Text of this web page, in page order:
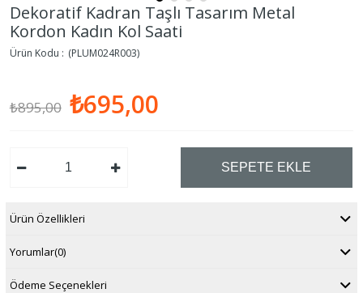
Dekoratif Kadran Taşlı Tasarım Metal
Kordon Kadın Kol Saati
(PLUM024R003)
₺895,00 ₺695,00
Ürün Özellikleri
Yorumlar(0)
Ödeme Seçenekleri